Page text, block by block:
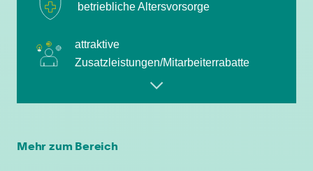
betriebliche Altersvorsorge
attraktive
Zusatzleistungen/Mitarbeiterrabatte
flexible Arbeitszeiten
Mehr zum Bereich